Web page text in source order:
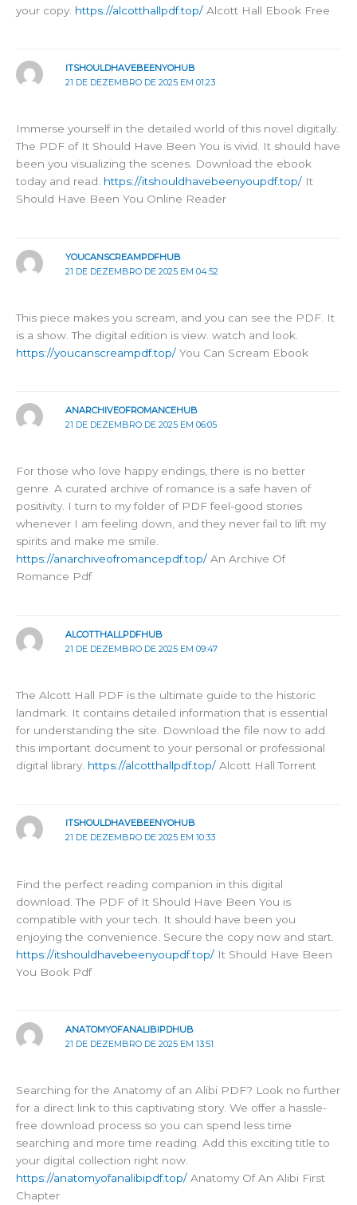
your copy. https://alcotthallpdf.top/ Alcott Hall Ebook Free
ITSHOULDHAVEBEENYOHUB
21 DE DEZEMBRO DE 2025 EM 01:23
Immerse yourself in the detailed world of this novel digitally.
The PDF of It Should Have Been You is vivid. It should have
been you visualizing the scenes. Download the ebook
today and read. https://itshouldhavebeenyoupdf.top/ It
Should Have Been You Online Reader
YOUCANSCREAMPDFHUB
21 DE DEZEMBRO DE 2025 EM 04:52
This piece makes you scream, and you can see the PDF. It
is a show. The digital edition is view. watch and look.
https://youcanscreampdf.top/ You Can Scream Ebook
ANARCHIVEOFROMANCEHUB
21 DE DEZEMBRO DE 2025 EM 06:05
For those who love happy endings, there is no better
genre. A curated archive of romance is a safe haven of
positivity. I turn to my folder of PDF feel-good stories
whenever I am feeling down, and they never fail to lift my
spirits and make me smile.
https://anarchiveofromancepdf.top/ An Archive Of
Romance Pdf
ALCOTTHALLPDFHUB
21 DE DEZEMBRO DE 2025 EM 09:47
The Alcott Hall PDF is the ultimate guide to the historic
landmark. It contains detailed information that is essential
for understanding the site. Download the file now to add
this important document to your personal or professional
digital library. https://alcotthallpdf.top/ Alcott Hall Torrent
ITSHOULDHAVEBEENYOHUB
21 DE DEZEMBRO DE 2025 EM 10:33
Find the perfect reading companion in this digital
download. The PDF of It Should Have Been You is
compatible with your tech. It should have been you
enjoying the convenience. Secure the copy now and start.
https://itshouldhavebeenyoupdf.top/ It Should Have Been
You Book Pdf
ANATOMYOFANALIBIPDHUB
21 DE DEZEMBRO DE 2025 EM 13:51
Searching for the Anatomy of an Alibi PDF? Look no further
for a direct link to this captivating story. We offer a hassle-
free download process so you can spend less time
searching and more time reading. Add this exciting title to
your digital collection right now.
https://anatomyofanalibipdf.top/ Anatomy Of An Alibi First
Chapter